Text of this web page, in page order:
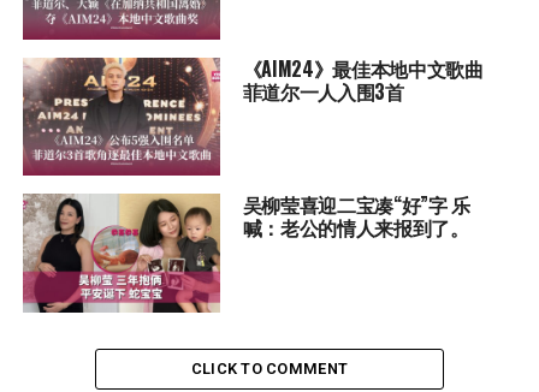
《AIM24》最佳本地中文歌曲
菲道尔一人入围3首
吴柳莹喜迎二宝凑“好”字 乐
喊：老公的情人来报到了。
CLICK TO COMMENT